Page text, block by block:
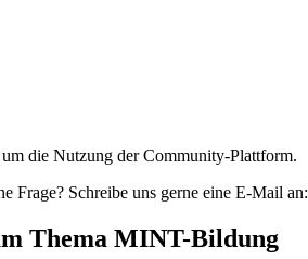
die Nutzung der Community-Plattform.
Frage? Schreibe uns gerne eine E-Mail an:
Thema MINT-Bildung